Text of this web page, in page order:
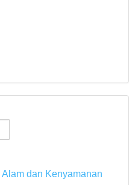
dan Kenyamanan